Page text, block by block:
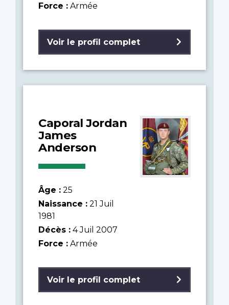
Force : Armée
Voir le profil complet
Caporal Jordan
James
Anderson
Âge : 25
Naissance : 21 Juil
1981
Décès : 4 Juil 2007
Force : Armée
Voir le profil complet